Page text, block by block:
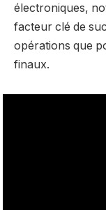
électroniques,
facteur clé de
opérations que
finaux.